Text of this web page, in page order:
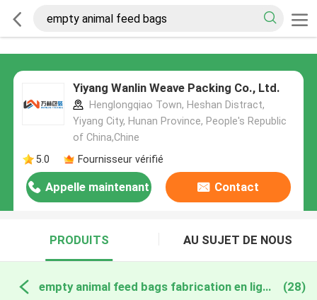
Yiyang Wanlin Weave Packing Co., Ltd.
Henglongqiao Town, Heshan Distract,
Yiyang City, Hunan Province, People's Republic
of China,Chine
5.0
Fournisseur vérifié
Appelle maintenant Contact
PRODUITS AU SUJET DE NOUS
empty animal feed bags fabrication en ligne (28)